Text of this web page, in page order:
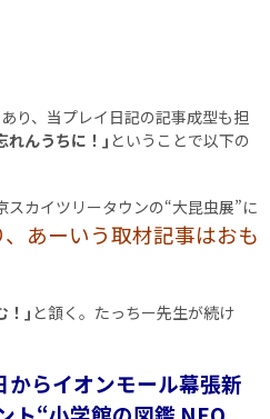
り、当プレイ日記の記事成型も担
れんうちに！｣ ということで以下の
カイツリータウンの“大昆虫展”に
あーいう取材記事はおも
！｣ と頷く。たっちー先生が続け
からイオンモール幕張新